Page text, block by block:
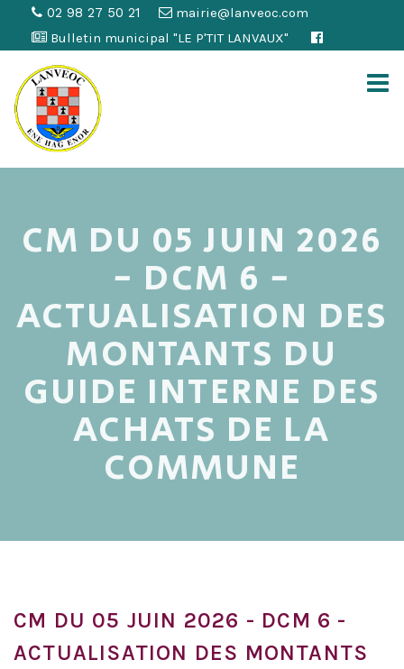
02 98 27 50 21
mairie@lanveoc.com
Bulletin municipal "LE P'TIT LANVAUX"
CM DU 05 JUIN 2026
- DCM 6 -
ACTUALISATION DES
MONTANTS DU
GUIDE INTERNE DES
ACHATS DE LA
COMMUNE
CM DU 05 JUIN 2026 - DCM 6 -
ACTUALISATION DES MONTANTS